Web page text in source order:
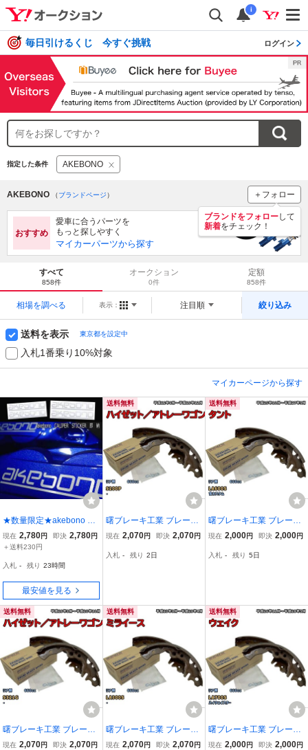
i
毎日引けるくじ 今すぐ挑戦 ログイン
指定した条件 AKEBONO
AKEBONO （ブランドページ） ＋フォロー
ブランドをフォローして
新着をチェック！
おすすめ
愛車に合うパーツを
もっと探しやすく
マイカーパーツから探す
すべて
858件
オークション
0件
定額
858件
相場を調べる 表示： 注目順 絞り込み
送料を表示 東京都を設定中
入札1番乗り10%対象
マイカーページから探す
★数量限定★akebono ブ
レーキ キャリパー 耐熱
ステッカー/シルバー★車
モーター スポーツ パーツ
グッズ ロード
現在 2,780円 即決 2,780円
＋送料230円
入札 - 残り 23時間
最安値を見る
送料無料
曙ブレーキ工業 ブレーキ
シュー リア側 ダイハツ
ゴン NN5026H S200P 平
現在 2,070円 即決 2,070円
入札 - 残り 2日
送料無料
曙ブレーキ工業 ブレーキ
シュー リア側 ダイハツ
S 平成25年10月～平成27
現在 2,000円 即決 2,000円
入札 - 残り 5日
送料無料
曙ブレーキ工業 ブレーキ
シュー リア側 ダイハツ
現在 2,070円 即決 2,070円
送料無料
曙ブレーキ工業 ブレーキ
シュー リア側 ダイハツ
現在 2,070円 即決 2,070円
送料無料
曙ブレーキ工業 ブレーキ
シュー リア側 ダイハツ
現在 2,000円 即決 2,000円